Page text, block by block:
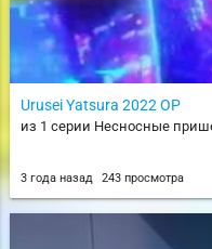
Urusei Yatsura 2022 OP
из 1 серии Несносные
3 года назад 243 просмотра